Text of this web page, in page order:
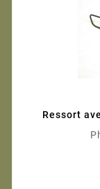
Ressort